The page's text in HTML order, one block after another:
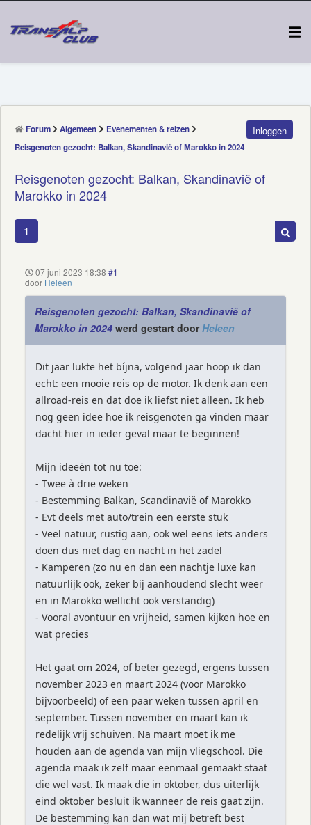
Inloggen
Forum Algemeen
Evenementen & reizen
Reisgenoten gezocht: Balkan, Skandinavië of Marokko in 2024
Reisgenoten gezocht: Balkan, Skandinavië of
Marokko in 2024
1
07 juni 2023 18:38 #1
door Heleen
Reisgenoten gezocht: Balkan, Skandinavië of
Marokko in 2024 werd gestart doorHeleen
Dit jaar lukte het bíjna, volgend jaar hoop ik dan
echt: een mooie reis op de motor. Ik denk aan een
allroad-reis en dat doe ik liefst niet alleen. Ik heb
nog geen idee hoe ik reisgenoten ga vinden maar
dacht hier in ieder geval maar te beginnen!
Mijn ideeën tot nu toe:
- Twee à drie weken
- Bestemming Balkan, Scandinavië of Marokko
- Evt deels met auto/trein een eerste stuk
- Veel natuur, rustig aan, ook wel eens iets anders
doen dus niet dag en nacht in het zadel
- Kamperen (zo nu en dan een nachtje luxe kan
natuurlijk ook, zeker bij aanhoudend slecht weer
en in Marokko wellicht ook verstandig)
- Vooral avontuur en vrijheid, samen kijken hoe en
wat precies
Het gaat om 2024, of beter gezegd, ergens tussen
november 2023 en maart 2024 (voor Marokko
bijvoorbeeld) of een paar weken tussen april en
september. Tussen november en maart kan ik
redelijk vrij schuiven. Na maart moet ik me
houden aan de agenda van mijn vliegschool. Die
agenda maak ik zelf maar eenmaal gemaakt staat
die wel vast. Ik maak die in oktober, dus uiterlijk
eind oktober besluit ik wanneer de reis gaat zijn.
De bestemming kan dan wat mij betreft best